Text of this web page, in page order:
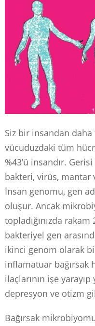
Siz bir insandan
vücuduzdaki tüm
%43’ü insandır.
bakteri, virüs, mantar
İnsan genomu, gen
oluşur. Ancak
topladığınızda
bakteriyel gen
ikinci genom olarak
inflamatuar bağırsak
ilaçlarının işe
depresyon ve otizm
Bağırsak